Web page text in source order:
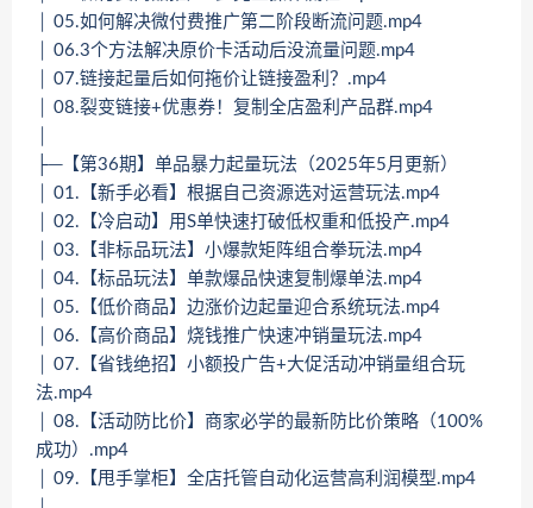
│ 05.如何解决微付费推广第二阶段断流问题.mp4
│ 06.3个方法解决原价卡活动后没流量问题.mp4
│ 07.链接起量后如何拖价让链接盈利？.mp4
│ 08.裂变链接+优惠券！复制全店盈利产品群.mp4
├─【第36期】单品暴力起量玩法（2025年5月更新）
│ 01.【新手必看】根据自己资源选对运营玩法.mp4
│ 02.【冷启动】用S单快速打破低权重和低投产.mp4
│ 03.【非标品玩法】小爆款矩阵组合拳玩法.mp4
│ 04.【标品玩法】单款爆品快速复制爆单法.mp4
│ 05.【低价商品】边涨价边起量迎合系统玩法.mp4
│ 06.【高价商品】烧钱推广快速冲销量玩法.mp4
│ 07.【省钱绝招】小额投广告+大促活动冲销量组合玩
法.mp4
│ 08.【活动防比价】商家必学的最新防比价策略（100%
成功）.mp4
│ 09.【甩手掌柜】全店托管自动化运营高利润模型.mp4